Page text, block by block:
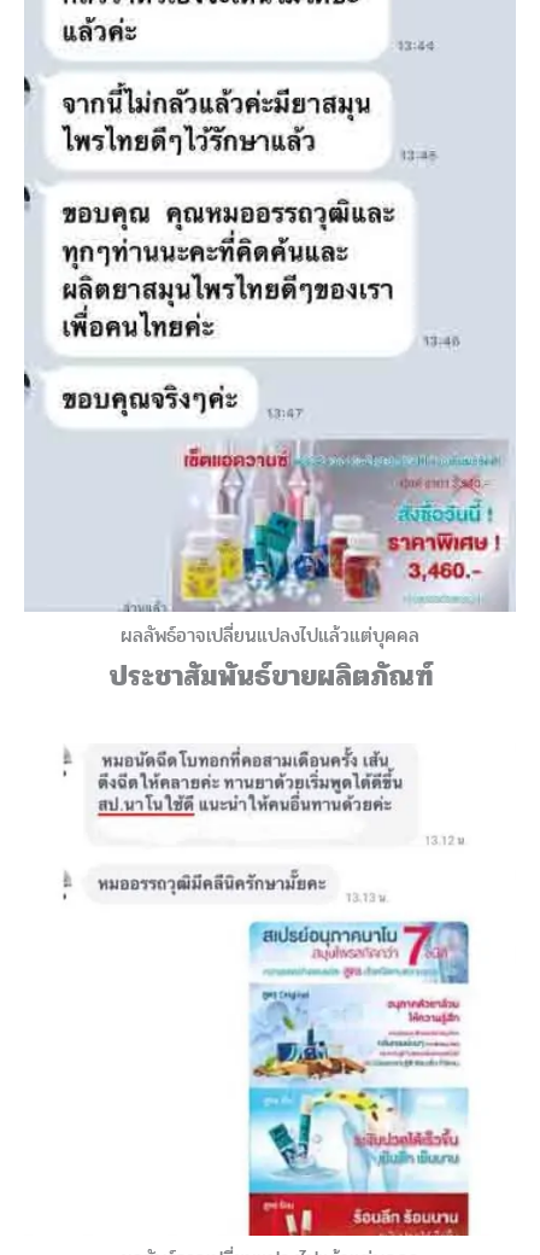
ผลลัพธ์อาจเปลี่ยนแปลงไปแล้วแต่บุคคล
ประชาสัมพันธ์ขายผลิตภัณฑ์